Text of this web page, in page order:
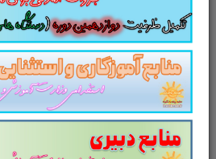
نمونه سوالات دستورالعمل ترتیبات وضع و وصول عوارض محلی و
نکات کلیدی دستورالعمل ترتیبات وضع و وصول عوارض محلی
دستورالعمل ترتیبات وضع و وصول عوارض محلی و بهای خدمات
سوالات تستی دستورالعمل ترتیبات وضع و وصول عوارض
مجموعه سوالات و